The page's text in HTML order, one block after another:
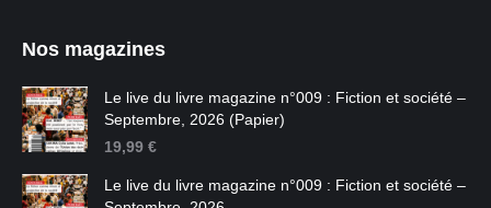
Nos magazines
Le live du livre magazine n°009 : Fiction et société –
Septembre, 2026 (Papier)
19,99 €
Le live du livre magazine n°009 : Fiction et société –